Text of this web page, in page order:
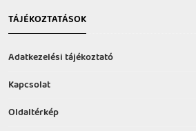
TÁJÉKOZTATÁSOK
Adatkezelési tájékoztató
Kapcsolat
Oldaltérkép